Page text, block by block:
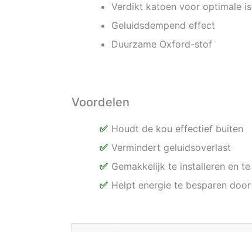
Verdikt katoen voor optimale
Geluidsdempend effect
Duurzame Oxford-stof
Voordelen
Houdt de kou effectief buiten
Vermindert geluidsoverlast
Gemakkelijk te installeren en
Helpt energie te besparen